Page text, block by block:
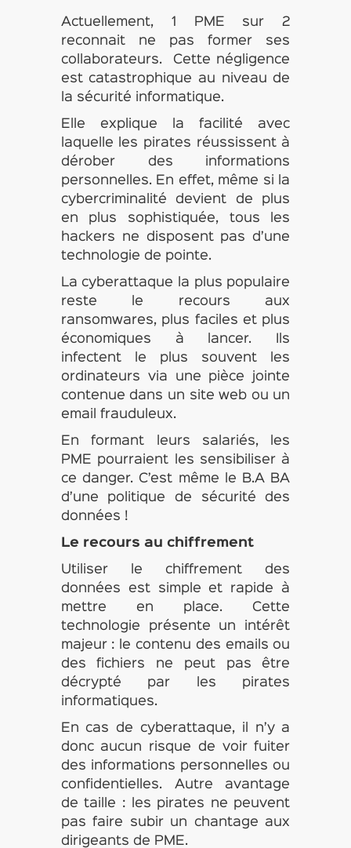
Actuellement, 1 PME sur 2
reconnait ne pas former ses
collaborateurs. Cette négligence
est catastrophique au niveau de
la sécurité informatique.
Elle explique la facilité avec
laquelle les pirates réussissent à
dérober des informations
personnelles. En effet, même si la
cybercriminalité devient de plus
en plus sophistiquée, tous les
hackers ne disposent pas d’une
technologie de pointe.
La cyberattaque la plus populaire
reste le recours aux
ransomwares, plus faciles et plus
économiques à lancer. Ils
infectent le plus souvent les
ordinateurs via une pièce jointe
contenue dans un site web ou un
email frauduleux.
En formant leurs salariés, les
PME pourraient les sensibiliser à
ce danger. C’est même le B.A BA
d’une politique de sécurité des
données !
Le recours au chiffrement
Utiliser le chiffrement des
données est simple et rapide à
mettre en place. Cette
technologie présente un intérêt
majeur : le contenu des emails ou
des fichiers ne peut pas être
décrypté par les pirates
informatiques.
En cas de cyberattaque, il n’y a
donc aucun risque de voir fuiter
des informations personnelles ou
confidentielles. Autre avantage
de taille : les pirates ne peuvent
pas faire subir un chantage aux
dirigeants de PME.